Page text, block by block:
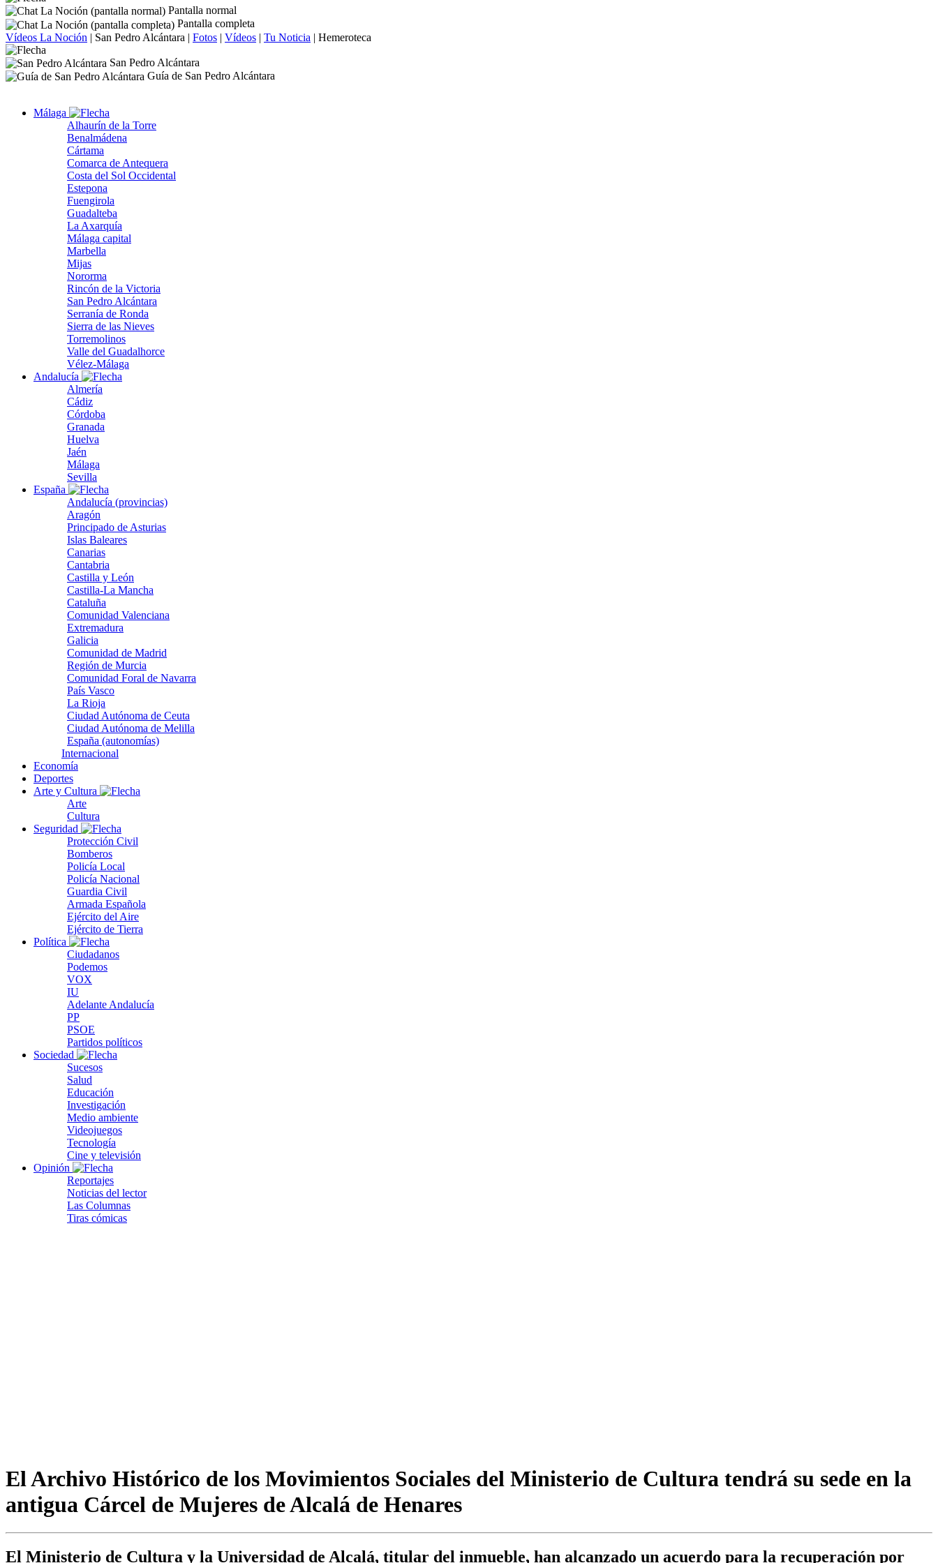
Pantalla normal
Pantalla completa
Vídeos La Noción | San Pedro Alcántara | Fotos | Vídeos | Tu Noticia | Hemeroteca
San Pedro Alcántara
Guía de San Pedro Alcántara
Málaga
Alhaurín de la Torre
Benalmádena
Cártama
Comarca de Antequera
Costa del Sol Occidental
Estepona
Fuengirola
Guadalteba
La Axarquía
Málaga capital
Marbella
Mijas
Nororma
Rincón de la Victoria
San Pedro Alcántara
Serranía de Ronda
Sierra de las Nieves
Torremolinos
Valle del Guadalhorce
Vélez-Málaga
Andalucía
Almería
Cádiz
Córdoba
Granada
Huelva
Jaén
Málaga
Sevilla
España
Andalucía (provincias)
Aragón
Principado de Asturias
Islas Baleares
Canarias
Cantabria
Castilla y León
Castilla-La Mancha
Cataluña
Comunidad Valenciana
Extremadura
Galicia
Comunidad de Madrid
Región de Murcia
Comunidad Foral de Navarra
País Vasco
La Rioja
Ciudad Autónoma de Ceuta
Ciudad Autónoma de Melilla
España (autonomías)
Internacional
Economía
Deportes
Arte y Cultura
Arte
Cultura
Seguridad
Protección Civil
Bomberos
Policía Local
Policía Nacional
Guardia Civil
Armada Española
Ejército del Aire
Ejército de Tierra
Política
Ciudadanos
Podemos
VOX
IU
Adelante Andalucía
PP
PSOE
Partidos políticos
Sociedad
Sucesos
Salud
Educación
Investigación
Medio ambiente
Videojuegos
Tecnología
Cine y televisión
Opinión
Reportajes
Noticias del lector
Las Columnas
Tiras cómicas
El Archivo Histórico de los Movimientos Sociales del Ministerio de Cultura tendrá su sede en la
antigua Cárcel de Mujeres de Alcalá de Henares
El Ministerio de Cultura y la Universidad de Alcalá, titular del inmueble, han alcanzado un acuerdo para la recuperación por